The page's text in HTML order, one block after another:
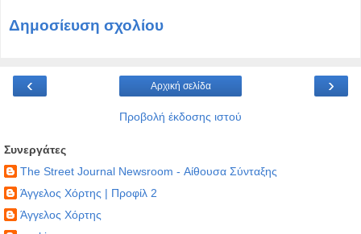
Δημοσίευση σχολίου
‹ ›
Αρχική σελίδα
Προβολή έκδοσης ιστού
Συνεργάτες
The Street Journal Newsroom - Αίθουσα Σύνταξης
Άγγελος Χόρτης | Προφίλ 2
Άγγελος Χόρτης